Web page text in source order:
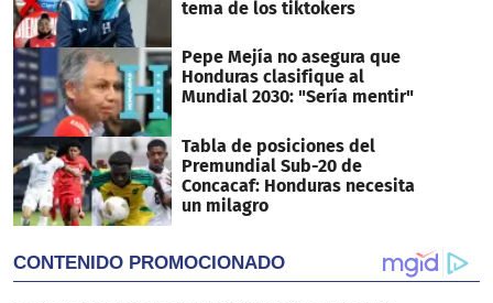
tema de los tiktokers
Pepe Mejía no asegura que
Honduras clasifique al
Mundial 2030: "Sería mentir"
Tabla de posiciones del
Premundial Sub-20 de
Concacaf: Honduras necesita
un milagro